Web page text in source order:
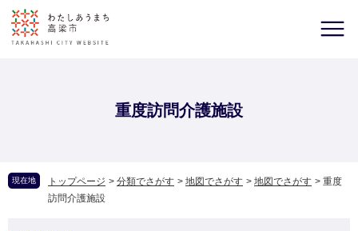
重度訪問介護施設
現在地 トップページ > 分類でさがす > 地図でさがす > 地図でさがす > 重度
訪問介護施設